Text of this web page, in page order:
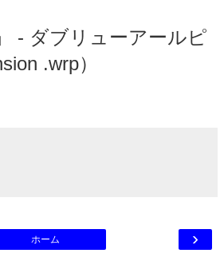
- ダブリューアールピ
.wrp）
›
ホーム